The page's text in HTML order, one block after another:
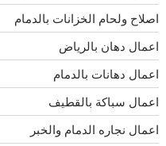
اصلاح ولحام الخزانات بالدمام
اعمال دهان بالرياض
اعمال دهانات بالدمام
اعمال سباكة بالقطيف
اعمال نجاره الدمام والخبر